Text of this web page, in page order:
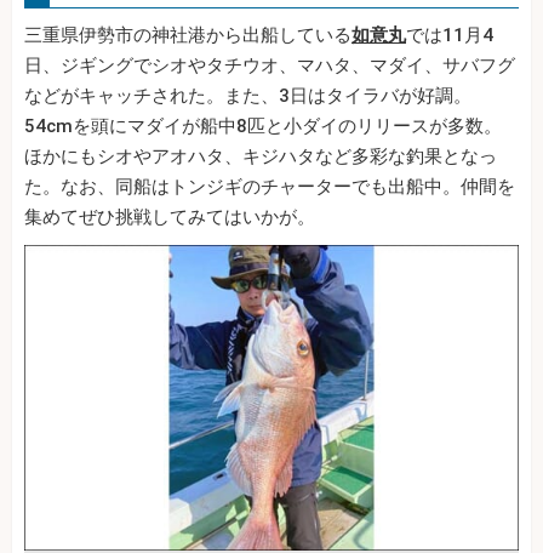
三重県伊勢市の神社港から出船している如意丸では11月4
日、ジギングでシオやタチウオ、マハタ、マダイ、サバフグ
などがキャッチされた。また、3日はタイラバが好調。
54cmを頭にマダイが船中8匹と小ダイのリリースが多数。
ほかにもシオやアオハタ、キジハタなど多彩な釣果となっ
た。なお、同船はトンジギのチャーターでも出船中。仲間を
集めてぜひ挑戦してみてはいかが。